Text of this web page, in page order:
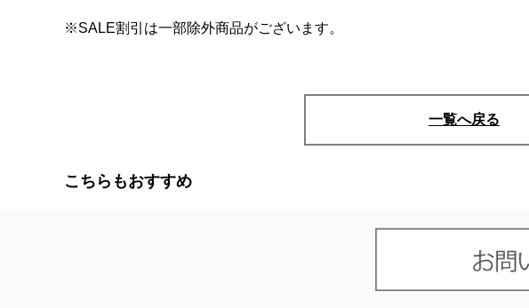
※SALE割引は一部除外商品がございます。
一覧へ戻る
こちらもおすすめ